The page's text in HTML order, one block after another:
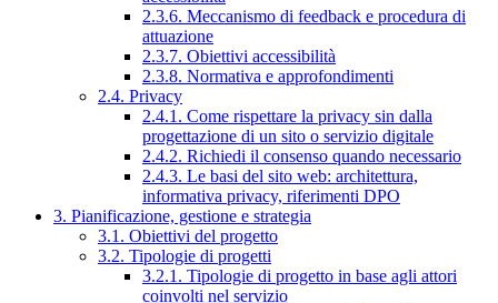
2.3.6. Meccanismo di feedback e procedura di
attuazione
2.3.7. Obiettivi accessibilità
2.3.8. Normativa e approfondimenti
2.4. Privacy
2.4.1. Come rispettare la privacy sin dalla
progettazione di un sito o servizio digitale
2.4.2. Richiedi il consenso quando necessario
2.4.3. Le basi del sito web: architettura,
informativa privacy, riferimenti DPO
3. Pianificazione, gestione e strategia
3.1. Obiettivi del progetto
3.2. Tipologie di progetti
3.2.1. Tipologie di progetto in base agli attori
coinvolti nel servizio